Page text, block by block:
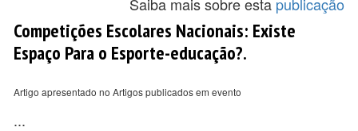
Competições Escolares Nacionais: Existe
Espaço Para o Esporte-educação?.
Artigo apresentado no Artigos publicados em evento
...